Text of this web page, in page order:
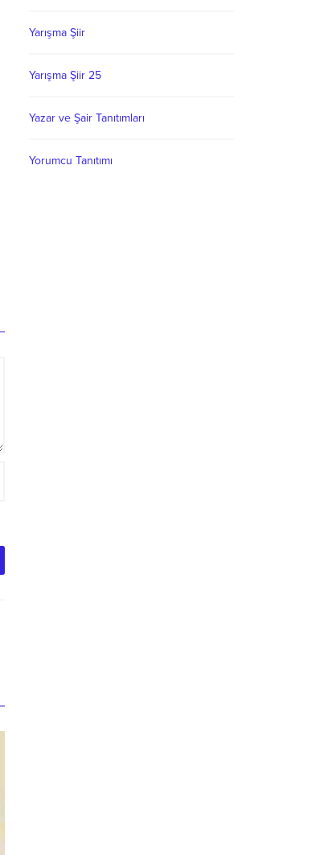
Yarışma Şiir
Yarışma Şiir 25
Yazar ve Şair Tanıtımları
Yorumcu Tanıtımı